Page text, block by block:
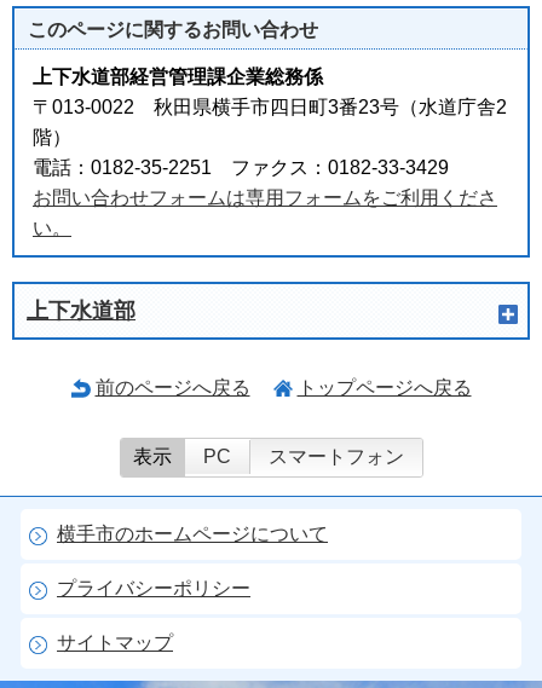
このページに関するお問い合わせ
上下水道部経営管理課企業総務係
〒013-0022 秋田県横手市四日町3番23号（水道庁舎2
階）
電話：0182-35-2251 ファクス：0182-33-3429
お問い合わせフォームは専用フォームをご利用くださ
い。
上下水道部
前のページへ戻る トップページへ戻る
表示 PC スマートフォン
横手市のホームページについて
プライバシーポリシー
サイトマップ